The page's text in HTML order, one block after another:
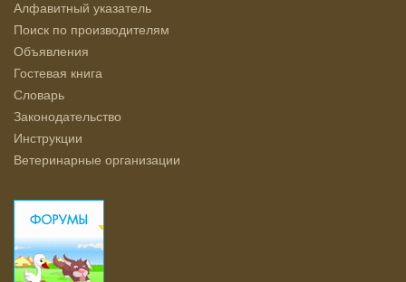
Алфавитный указатель
Поиск по производителям
Объявления
Гостевая книга
Словарь
Законодательство
Инструкции
Ветеринарные организации